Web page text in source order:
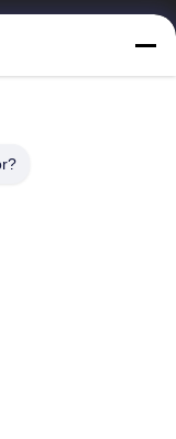
Bedrijfprofiel